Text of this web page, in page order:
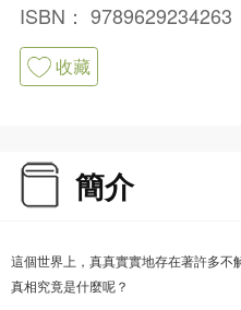
ISBN： 9789629234263
收藏
簡介
這個世界上，真真實實地存在著許多不
真相究竟是什麼呢？